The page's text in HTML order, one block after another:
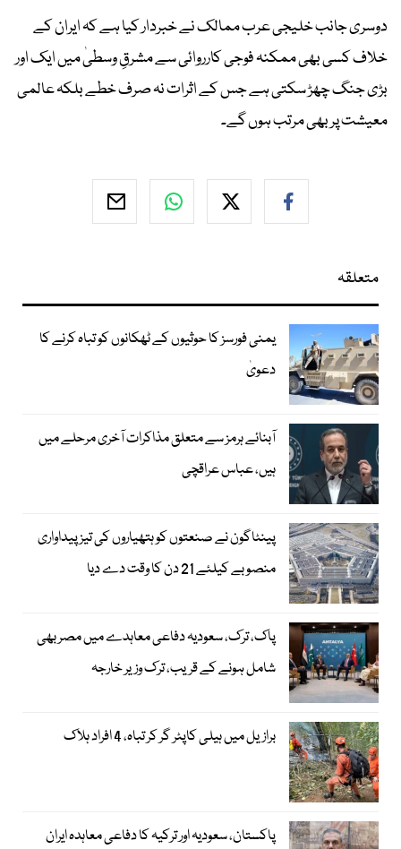
دوسری جانب خلیجی عرب ممالک نے خبردار کیا ہے کہ ایران کے
خلاف کسی بھی ممکنہ فوجی کارروائی سے مشرقِ وسطیٰ میں ایک اور
بڑی جنگ چھڑ سکتی ہے جس کے اثرات نہ صرف خطے بلکہ عالمی
معیشت پر بھی مرتب ہوں گے۔
متعلقہ
یمنی فورسز کا حوثیوں کے ٹھکانوں کو تباہ کرنے کا
دعویٰ
آبنائے ہرمز سے متعلق مذاکرات آخری مرحلے میں
ہیں، عباس عراقچی
پینٹاگون نے صنعتوں کو ہتھیاروں کی تیز پیداواری
منصوبے کیلئے 21 دن کا وقت دے دیا
پاک، ترک، سعودیہ دفاعی معاہدے میں مصر بھی
شامل ہونے کے قریب، ترک وزیر خارجہ
برازیل میں ہیلی کاپٹر گر کر تباہ، 4 افراد ہلاک
پاکستان، سعودیہ اور ترکیہ کا دفاعی معاہدہ ایران